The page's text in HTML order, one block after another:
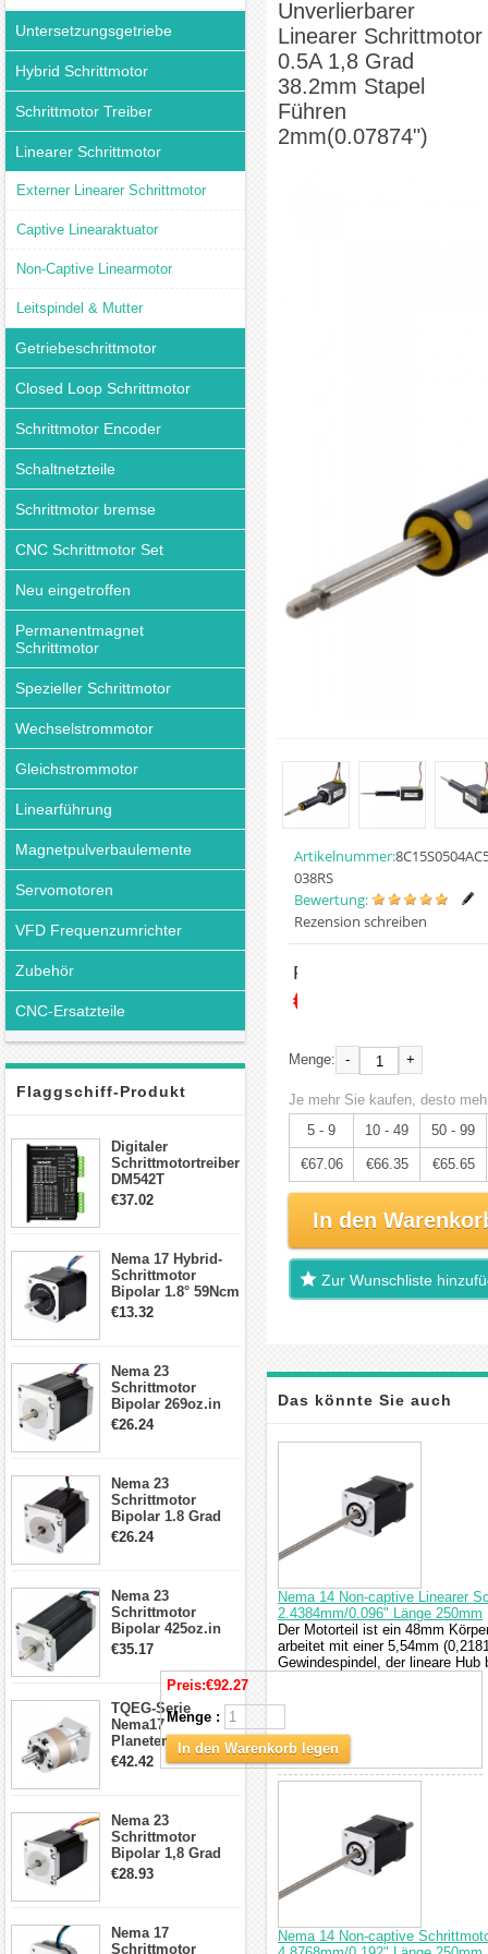
Untersetzungsgetriebe
Hybrid Schrittmotor
Schrittmotor Treiber
Linearer Schrittmotor
Externer Linearer Schrittmotor
Captive Linearaktuator
Non-Captive Linearmotor
Leitspindel & Mutter
Getriebeschrittmotor
Closed Loop Schrittmotor
Schrittmotor Encoder
Schaltnetzteile
Schrittmotor bremse
CNC Schrittmotor Set
Neu eingetroffen
Permanentmagnet
Schrittmotor
Spezieller Schrittmotor
Wechselstrommotor
Gleichstrommotor
Linearführung
Magnetpulverbaulemente
Servomotoren
VFD Frequenzumrichter
Zubehör
CNC-Ersatzteile
Flaggschiff-Produkt
Digitaler
Schrittmotortreiber
DM542T
Schrittmotor
Schrittmotor
€37.02
Nema 17 Hybrid-
Schrittmotor
Bipolar 1.8° 59Ncm
2A 4 Drähte mit 1m
€13.32
Nema 23
Schrittmotor
Bipolar 269oz.in
2,8A 57x57x76mm
€26.24
Nema 23
Schrittmotor
Bipolar 1.8 Grad
1.9Nm 3A 3.36V 4
€26.24
Nema 23
Schrittmotor
Bipolar 425oz.in
4.2A 57x57x114mm
Schrittmotor
€35.17
TQEG-Serie
Nema17
Planetengetriebe
5:1 Spiel 15Arc-
min für Nema 17
€42.42
Nema 23
Schrittmotor
Bipolar 1,8 Grad
2,83Nm 4 A 2,26V
€28.93
Nema 17
Schrittmotor
Unverlierbarer
Linearer Schrittmotor
0.5A 1,8 Grad
38.2mm Stapel
Führen
2mm(0.07874")
Artikelnummer:
038RS
Bewertung:
Rezension schreiben
Preis:
€70.59
Menge: - +
Je mehr Sie kaufen, desto
5 - 9
10 - 49 50 - 99
€67.06 €66.35 €65.65
In den
Zur Wunschliste
Das könnte Sie auch
interessieren
Nema 14 Non-captive Linearer
2.4384mm/0.096" Länge 250mm
Der Motorteil ist ein 48mm
arbeitet mit einer 5,54mm
Gewindespindel, der lineare
Preis:€92.27
Menge :
In den Warenkorb legen
Nema 14 Non-captive